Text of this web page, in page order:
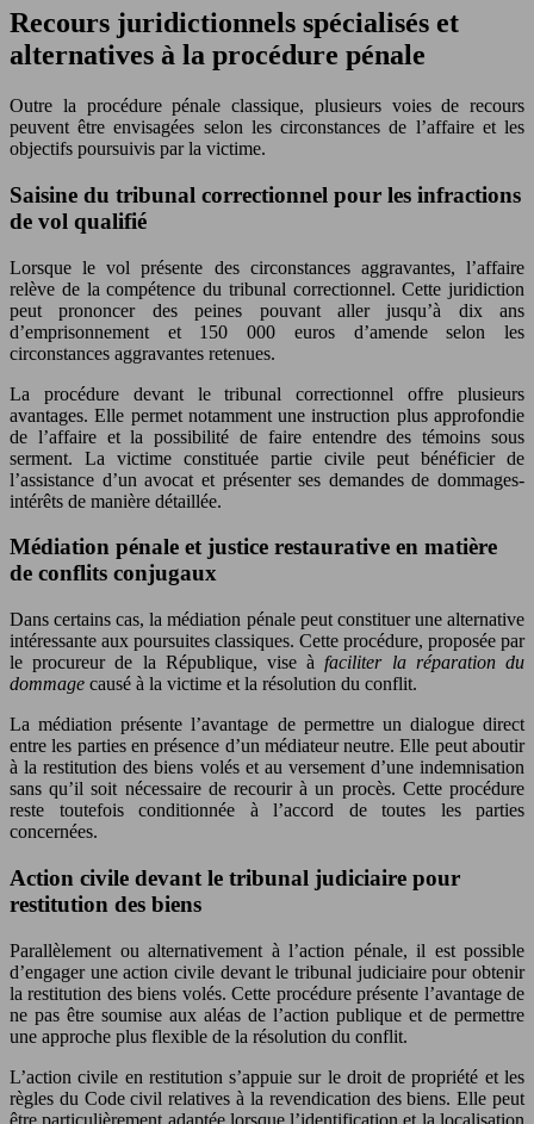
Recours juridictionnels spécialisés et
alternatives à la procédure pénale
Outre la procédure pénale classique, plusieurs voies de recours
peuvent être envisagées selon les circonstances de l’affaire et les
objectifs poursuivis par la victime.
Saisine du tribunal correctionnel pour les infractions
de vol qualifié
Lorsque le vol présente des circonstances aggravantes, l’affaire
relève de la compétence du tribunal correctionnel. Cette juridiction
peut prononcer des peines pouvant aller jusqu’à dix ans
d’emprisonnement et 150 000 euros d’amende selon les
circonstances aggravantes retenues.
La procédure devant le tribunal correctionnel offre plusieurs
avantages. Elle permet notamment une instruction plus approfondie
de l’affaire et la possibilité de faire entendre des témoins sous
serment. La victime constituée partie civile peut bénéficier de
l’assistance d’un avocat et présenter ses demandes de dommages-
intérêts de manière détaillée.
Médiation pénale et justice restaurative en matière
de conflits conjugaux
Dans certains cas, la médiation pénale peut constituer une alternative
intéressante aux poursuites classiques. Cette procédure, proposée par
le procureur de la République, vise à faciliter la réparation du
dommage causé à la victime et la résolution du conflit.
La médiation présente l’avantage de permettre un dialogue direct
entre les parties en présence d’un médiateur neutre. Elle peut aboutir
à la restitution des biens volés et au versement d’une indemnisation
sans qu’il soit nécessaire de recourir à un procès. Cette procédure
reste toutefois conditionnée à l’accord de toutes les parties
concernées.
Action civile devant le tribunal judiciaire pour
restitution des biens
Parallèlement ou alternativement à l’action pénale, il est possible
d’engager une action civile devant le tribunal judiciaire pour obtenir
la restitution des biens volés. Cette procédure présente l’avantage de
ne pas être soumise aux aléas de l’action publique et de permettre
une approche plus flexible de la résolution du conflit.
L’action civile en restitution s’appuie sur le droit de propriété et les
règles du Code civil relatives à la revendication des biens. Elle peut
être particulièrement adaptée lorsque l’identification et la localisation